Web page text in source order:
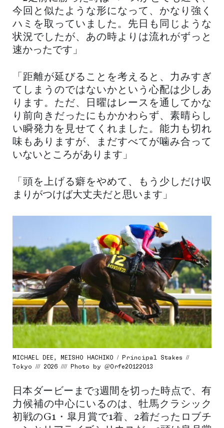
今回と似たような形になって、かなり強く
ハミを取っていました。先日も同じような
状況でしたが、あの時よりは流れがずっと
速かったです」
「距離が延びることを考えると、力みすぎ
てしまうのではないかという心配は少しあ
ります。ただ、日曜はレースを通してかな
り前向きだったにもかかわらず、素晴らし
い瞬発力を見せてくれました。能力も切れ
味もありますが、まだすべてが噛み合って
いないところがあります」
「頭を上げる癖をやめて、もう少しだけ収
まりがつけば大丈夫だと思います」
MICHAEL DEE, MEISHO HACHIKO / Principal Stakes //
Tokyo /// 2026 //// Photo by @Orfe20122013
日本ダービーまで3週間を切った時点で、有
力候補の中心にいるのは、牡馬クラシック
初戦のG1・皐月賞で1着、2着だったロブチ